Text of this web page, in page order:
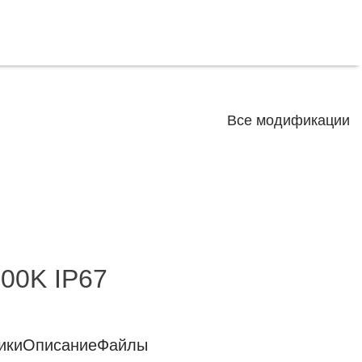
Все модификации
IP67
ОписаниеФайлы